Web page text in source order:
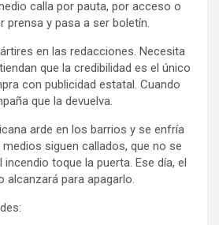
calla por pauta, por acceso o
prensa y pasa a ser boletín.
en las redacciones. Necesita
que la credibilidad es el único
con publicidad estatal. Cuando
que la devuelva.
arde en los barrios y se enfría
siguen callados, que no se
toque la puerta. Ese día, el
alcanzará para apagarlo.